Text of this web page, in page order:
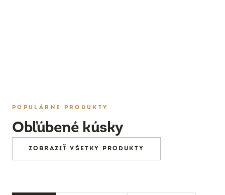
POPULÁRNE PRODUKTY
Obľúbené kúsky
ZOBRAZIŤ VŠETKY PRODUKTY